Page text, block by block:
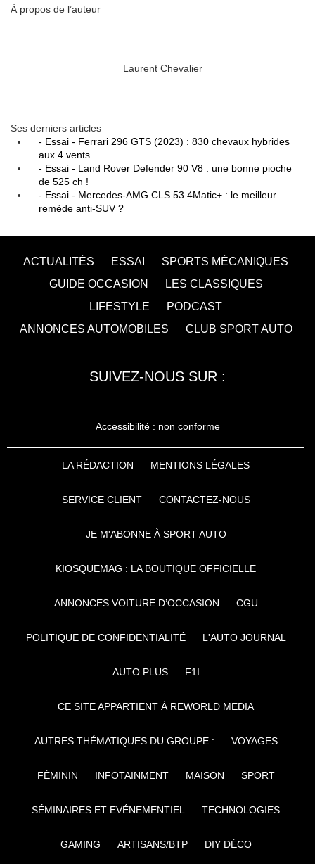
À propos de l’auteur
Laurent Chevalier
Ses derniers articles
- Essai - Ferrari 296 GTS (2023) : 830 chevaux hybrides
aux 4 vents...
- Essai - Land Rover Defender 90 V8 : une bonne pioche
de 525 ch !
- Essai - Mercedes-AMG CLS 53 4Matic+ : le meilleur
remède anti-SUV ?
ACTUALITÉS ESSAI
SPORTS MÉCANIQUES
GUIDE OCCASION
LES CLASSIQUES
LIFESTYLE
PODCAST
ANNONCES AUTOMOBILES
CLUB SPORT AUTO
SUIVEZ-NOUS SUR :
Accessibilité : non conforme
LA RÉDACTION MENTIONS LÉGALES
SERVICE CLIENT CONTACTEZ-NOUS
JE M'ABONNE À SPORT AUTO
KIOSQUEMAG : LA BOUTIQUE OFFICIELLE
ANNONCES VOITURE D’OCCASION CGU
POLITIQUE DE CONFIDENTIALITÉ L'AUTO JOURNAL
AUTO PLUS F1I
CE SITE APPARTIENT À REWORLD MEDIA
AUTRES THÉMATIQUES DU GROUPE : VOYAGES
FÉMININ INFOTAINMENT MAISON SPORT
SÉMINAIRES ET EVÉNEMENTIEL TECHNOLOGIES
GAMING ARTISANS/BTP DIY DÉCO